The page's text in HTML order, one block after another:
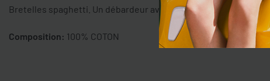
Bretelles spaghetti. Un débardeur avec imprimé noeuds all-over.
Composition: 100% COTON